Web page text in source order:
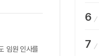
임원 인사를